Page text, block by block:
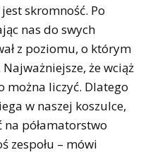
skromność. Po
nas do swych
z poziomu, o którym
że wciąż
można liczyć. Dlatego
w naszej koszulce,
na półamatorstwo
zespołu – mówi